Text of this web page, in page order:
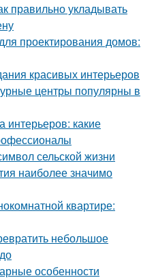
правильно укладывать
проектирования домов:
красивых интерьеров
центры популярны в
интерьеров: какие
сельской жизни
наиболее значимо
квартире:
небольшое
особенности